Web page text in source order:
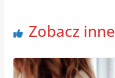
Zobacz inne